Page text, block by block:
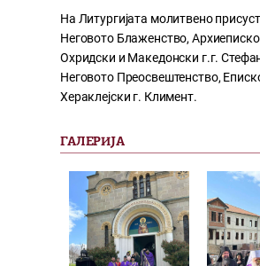
На Литургијата молитвено
Неговото Блаженство,
Охридски и Македонски г.г.
Неговото Преосвештенство,
Хераклејски г. Климент.